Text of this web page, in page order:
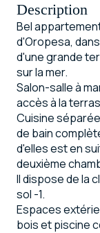
Description
Bel
d'Oropesa,
d'une grande
sur la mer.
Salon-salle à
accès à la
Cuisine
de bain
d'elles est en
deuxième
Il dispose de la
sol -1.
Espaces
bois et piscine